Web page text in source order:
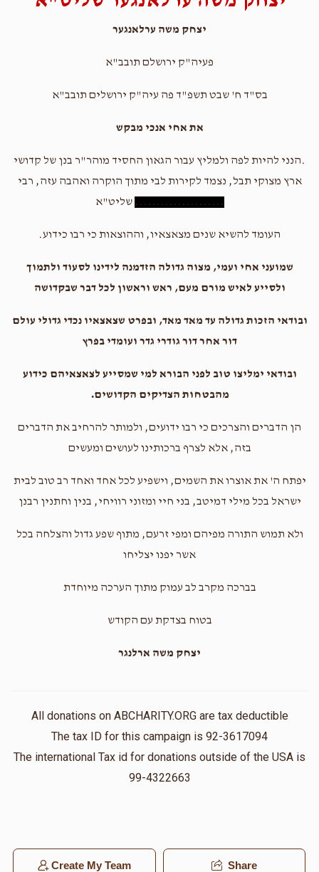
יצחק משה ערלאנגער
פעיה"ק ירושלם תובב"א
בס"ד ח' שבט תשפ"ד פה עיה"ק ירושלים תובב"א
את אחי אנכי מבקש
.הנני להיות לפה ולמליץ עבור הגאון החסיד מוהר"ר בנן של קדושי
ארץ מצוקי תבל, נצמד לקירות לבי מתוך הוקרה ואהבה עזה, רבי
..................... שליט"א
העומד להשיא שנים מצאצאיו, וההוצאות כי רבו כידוע.
שמועני אחי ועמי, מצוה גדולה הזדמנה לידינו לסעוד ולתמוך
ולסייע לאיש מורם מעם, ראש וראשון לכל דבר שבקדושה
ובודאי הזכות גדולה עד מאד מאד, ובפרט שצאצאיו נכדי גדולי עולם
דור אחר דור גודרי גדר ועומדי בפרץ
ובודאי ימליצו טוב לפני הבורא למי שמסייע לצאצאיהם כידוע
מהבטחות הצדיקים הקדושים.
הן הדברים והצרכים כי רבו ידועים, ולמותר להרחיב את הדברים
בזה, אלא לצרף ברכותינו לעושים ומעשים
יפתח ה' את אוצרו את השמים, וישפיע לכל אחד ואחד רב טוב לבית
ישראל בכל מילי דמיטב, בני חיי ומזוני רוויחי, בנין וחתנין רבנן
ולא תמוש התורה מפיהם ומפי זרעם, מתוף שפע גדול והצלחה בכל
אשר יפנו יצליחו
בברכה מקרב לב עמוק מתוך הערכה מיוחדת
בטוח בצדקת עם הקודש
יצחק משה ארלנגר
All donations on ABCHARITY.ORG are tax deductible
The tax ID for this campaign is 92-3617094
The international Tax id for donations outside of the USA is
99-4322663
Create My Team Share